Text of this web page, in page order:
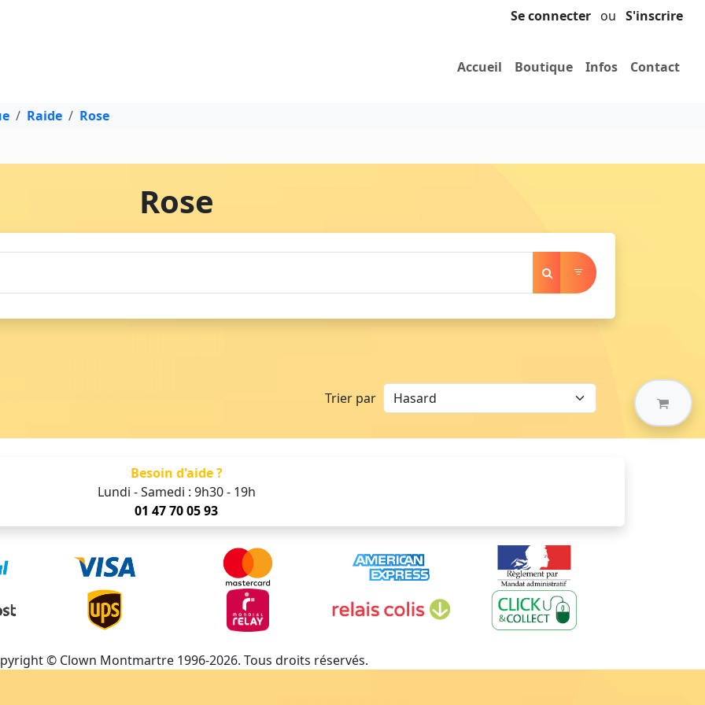
Se connecter ou S'inscrire
Accueil Boutique Infos Contact
Raide Rose
Rose
Trier par
Besoin d'aide ?
Lundi - Samedi : 9h30 - 19h
01 47 70 05 93
© Clown Montmartre 1996-2026. Tous droits réservés.